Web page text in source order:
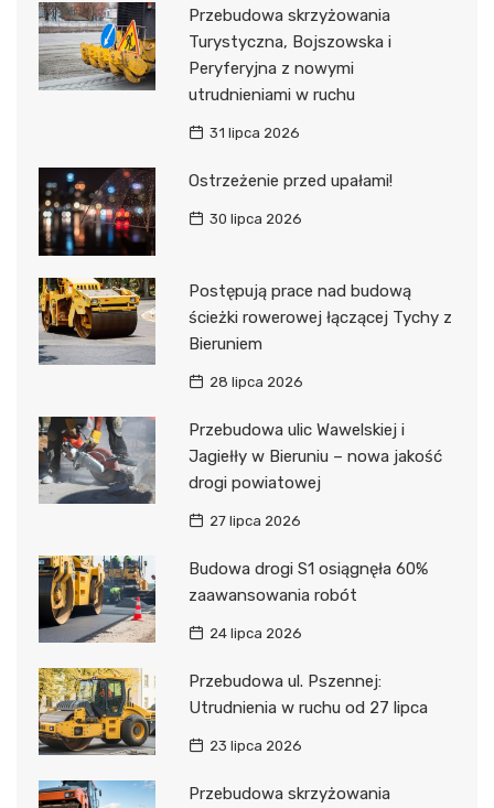
Przebudowa skrzyżowania
Turystyczna, Bojszowska i
Peryferyjna z nowymi
utrudnieniami w ruchu
31 lipca 2026
Ostrzeżenie przed upałami!
30 lipca 2026
Postępują prace nad budową
ścieżki rowerowej łączącej Tychy z
Bieruniem
28 lipca 2026
Przebudowa ulic Wawelskiej i
Jagiełły w Bieruniu – nowa jakość
drogi powiatowej
27 lipca 2026
Budowa drogi S1 osiągnęła 60%
zaawansowania robót
24 lipca 2026
Przebudowa ul. Pszennej:
Utrudnienia w ruchu od 27 lipca
23 lipca 2026
Przebudowa skrzyżowania